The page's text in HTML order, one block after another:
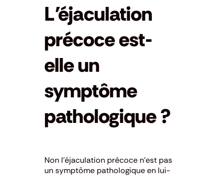
L’éjaculation
précoce est-
elle un
symptôme
pathologique ?
Non l’éjaculation précoce n’est pas
un symptôme pathologique en lui-